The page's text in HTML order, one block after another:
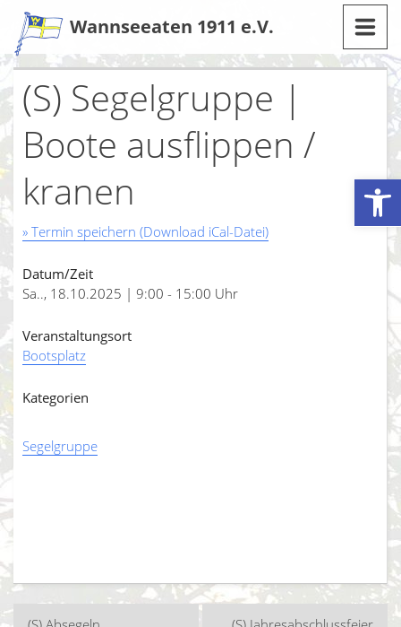
Werkzeugleiste öffnen
Zum
Inhalt
Wannseeaten 1911 e.V.
(S) Segelgruppe |
Boote ausflippen /
kranen
» Termin speichern (Download iCal-Datei)
Datum/Zeit
Sa.., 18.10.2025 | 9:00 - 15:00 Uhr
Veranstaltungsort
Bootsplatz
Kategorien
Segelgruppe
Beitragsnavigation